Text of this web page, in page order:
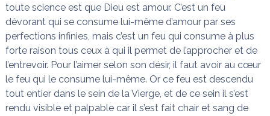
toute science est que Dieu est amour. C’est un feu
dévorant qui se consume lui-même d’amour par ses
perfections infinies, mais c’est un feu qui consume à plus
forte raison tous ceux à qui il permet de l’approcher et de
l’entrevoir. Pour l’aimer selon son désir, il faut avoir au cœur
le feu qui le consume lui-même. Or ce feu est descendu
tout entier dans le sein de la Vierge, et de ce sein il s’est
rendu visible et palpable car il s’est fait chair et sang de